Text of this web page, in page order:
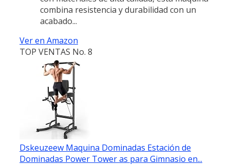
combina resistencia y durabilidad con un
acabado...
Ver en Amazon
TOP VENTAS No. 8
Dskeuzeew Maquina Dominadas Estación de
Dominadas Power Tower as para Gimnasio en...